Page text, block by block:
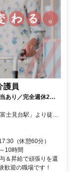
護員
あり／完全週休2日
（休憩60分）
10時間
＆昇給で頑張りを還
歓迎の職場です！